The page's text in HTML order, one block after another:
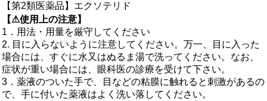
【第2類医薬品】エクソテリド
【⚠使用上の注意】
1．用法・用量を厳守してください
2. 目に入らないように注意してください。万一、目に入った
場合には、すぐに水又はぬるま湯で洗ってください。なお、
症状が重い場合には、眼科医の診療を受けて下さい。
3．薬液のついた手で、目などの粘膜に触れると刺激があるの
で、手に付いた薬液はよく洗い落してください。